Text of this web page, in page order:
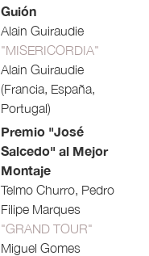
Guión
Alain Guiraudie
"MISERICORDIA"
Alain Guiraudie
(Francia, España,
Portugal)
Premio "José
Salcedo" al Mejor
Montaje
Telmo Churro, Pedro
Filipe Marques
"GRAND TOUR"
Miguel Gomes